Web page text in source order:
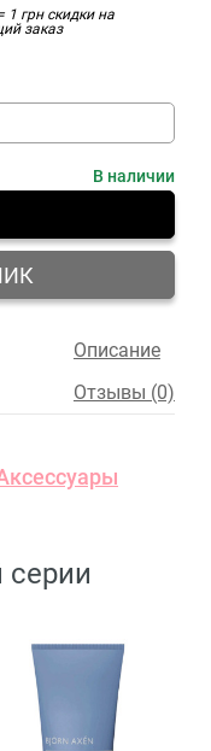
1 грн скидки на
заказ
В наличии
Описание
Отзывы (0)
серии